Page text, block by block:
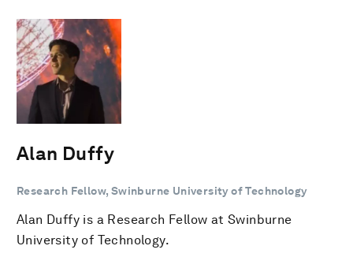
Alan Duffy
Research Fellow, Swinburne University of Technology
Alan Duffy is a Research Fellow at Swinburne
University of Technology.